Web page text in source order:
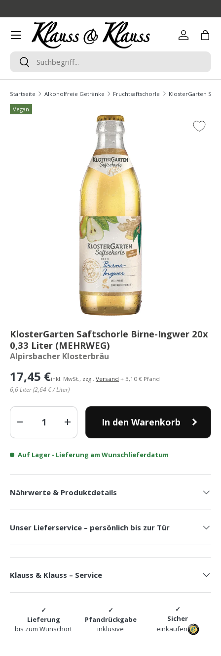
Direkt zum Inhalt
Suchen
Suchen
Einloggen
Menü
Startseite Alkoholfreie Getränke Fruchtsaftschorle KlosterGarten
Vegan
KlosterGarten Saftschorle Birne-Ingwer 20x
0,33 Liter (MEHRWEG)
Alpirsbacher Klosterbräu
17,45 €
6,6 Liter (2,64 € / Liter)
inkl. MwSt., zzgl. Versand + 3,10 € Pfand
Anzahl
-
+ In den Warenkorb
Auf Lager - Lieferung am Wunschlieferdatum
Nährwerte & Produktdetails
Unser Lieferservice – persönlich bis zur Tür
Klauss & Klauss – Service
Lieferung
bis zum Wunschort
Pfandrückgabe
inklusive
Sicher
einkaufen